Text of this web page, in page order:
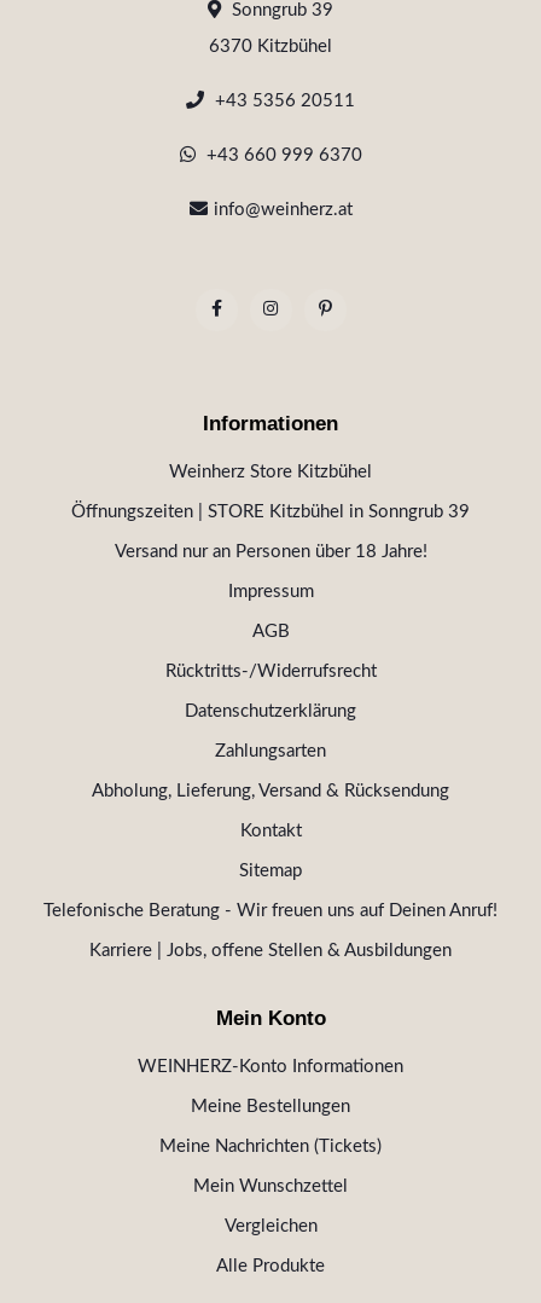
Sonngrub 39
6370 Kitzbühel
+43 5356 20511
+43 660 999 6370
info@weinherz.at
Informationen
Weinherz Store Kitzbühel
Öffnungszeiten | STORE Kitzbühel in Sonngrub 39
Versand nur an Personen über 18 Jahre!
Impressum
AGB
Rücktritts-/Widerrufsrecht
Datenschutzerklärung
Zahlungsarten
Abholung, Lieferung, Versand & Rücksendung
Kontakt
Sitemap
Telefonische Beratung - Wir freuen uns auf Deinen Anruf!
Karriere | Jobs, offene Stellen & Ausbildungen
Mein Konto
WEINHERZ-Konto Informationen
Meine Bestellungen
Meine Nachrichten (Tickets)
Mein Wunschzettel
Vergleichen
Alle Produkte